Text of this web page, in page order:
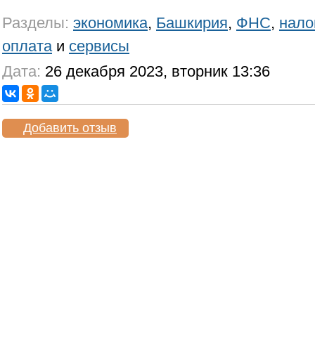
Разделы: экономика, Башкирия, ФНС,
оплатаи сервисы
Дата: 26 декабря 2023, вторник 13:36
Добавить отзыв